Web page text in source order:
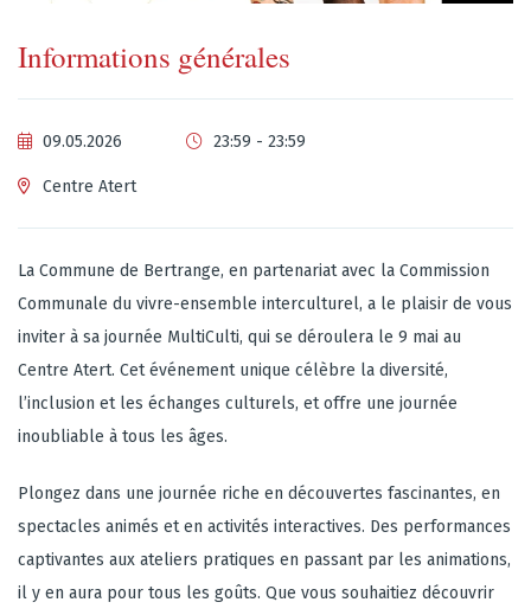
Informations générales
09.05.2026 23:59 - 23:59
Centre Atert
La Commune de Bertrange, en partenariat avec la Commission
Communale du vivre-ensemble interculturel, a le plaisir de vous
inviter à sa journée MultiCulti, qui se déroulera le 9 mai au
Centre Atert. Cet événement unique célèbre la diversité,
l’inclusion et les échanges culturels, et offre une journée
inoubliable à tous les âges.
Plongez dans une journée riche en découvertes fascinantes, en
spectacles animés et en activités interactives. Des performances
captivantes aux ateliers pratiques en passant par les animations,
il y en aura pour tous les goûts. Que vous souhaitiez découvrir